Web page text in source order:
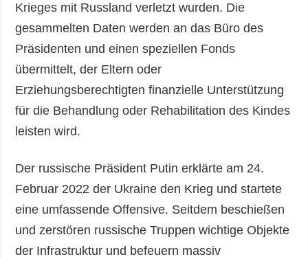
Krieges mit Russland verletzt wurden. Die
gesammelten Daten werden an das Büro des
Präsidenten und einen speziellen Fonds
übermittelt, der Eltern oder
Erziehungsberechtigten finanzielle Unterstützung
für die Behandlung oder Rehabilitation des Kindes
leisten wird.
Der russische Präsident Putin erklärte am 24.
Februar 2022 der Ukraine den Krieg und startete
eine umfassende Offensive. Seitdem beschießen
und zerstören russische Truppen wichtige Objekte
der Infrastruktur und befeuern massiv